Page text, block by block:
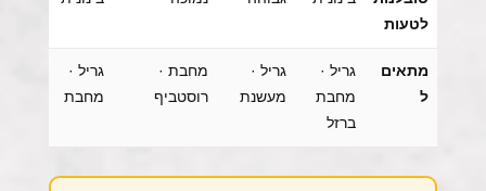
לטעות
ל
גריל ·
ברזל
גריל ·
גריל ·